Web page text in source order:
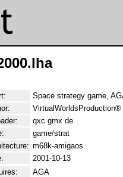
Space strategy game,
VirtualWorldsProduction®
qxc gmx de
game/strat
m68k-amigaos
2001-10-13
AGA